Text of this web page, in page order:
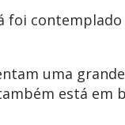
foi
uma
está em